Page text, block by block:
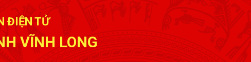
ĐIỆN TỬ
VĨNH LONG